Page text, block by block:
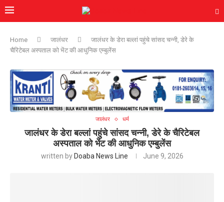
Home जालंधर
जालंधर के डेरा बल्लां पहुंचे सांसद चन्नी, डेरे के
चैरिटेबल अस्पताल को भेंट की आधुनिक एम्बुलेंस
जालंधर धर्म
जालंधर के डेरा बल्लां पहुंचे सांसद चन्नी, डेरे के चैरिटेबल
अस्पताल को भेंट की आधुनिक एम्बुलेंस
written by Doaba News Line June 9, 2026